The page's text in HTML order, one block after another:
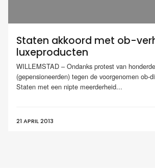
Staten akkoord met ob-
luxeproducten
WILLEMSTAD – Ondanks protest van
(gepensioneerden) tegen de voorgenomen ob-
Staten met een nipte meerderheid...
21 APRIL 2013